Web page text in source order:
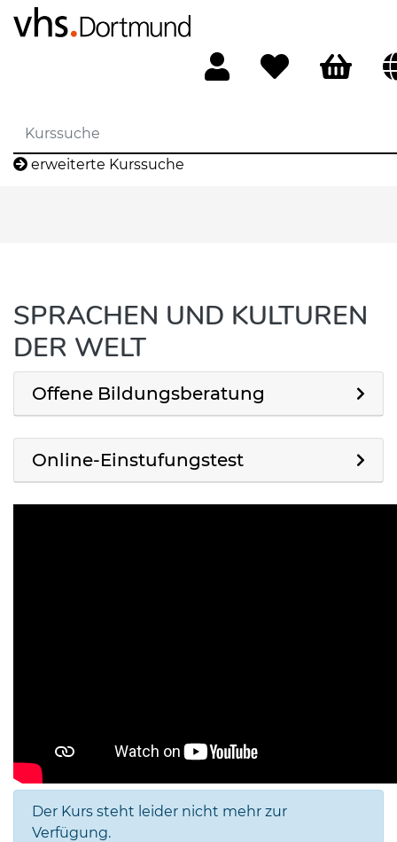
erweiterte Kurssuche
SPRACHEN UND KULTUREN
DER WELT
Offene Bildungsberatung
Online-Einstufungstest
Der Kurs steht leider nicht mehr zur
Verfügung.